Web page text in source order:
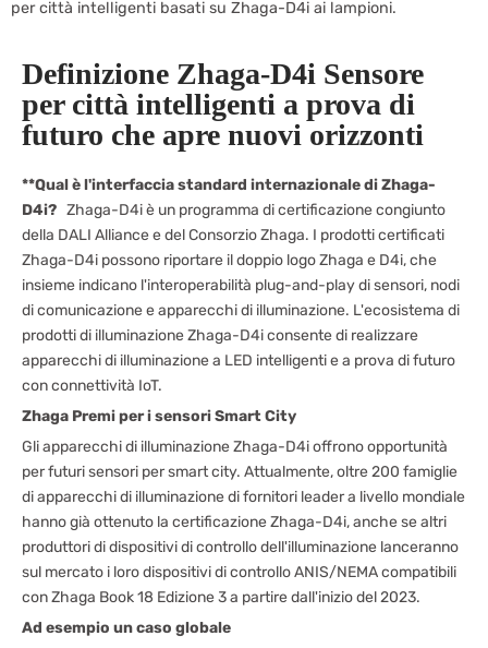
per città intelligenti basati su Zhaga-D4i ai lampioni.
Definizione Zhaga-D4i Sensore
per città intelligenti a prova di
futuro che apre nuovi orizzonti
**Qual è l'interfaccia standard internazionale di Zhaga-
D4i? Zhaga-D4i è un programma di certificazione congiunto
della DALI Alliance e del Consorzio Zhaga. I prodotti certificati
Zhaga-D4i possono riportare il doppio logo Zhaga e D4i, che
insieme indicano l'interoperabilità plug-and-play di sensori, nodi
di comunicazione e apparecchi di illuminazione. L'ecosistema di
prodotti di illuminazione Zhaga-D4i consente di realizzare
apparecchi di illuminazione a LED intelligenti e a prova di futuro
con connettività IoT.
Zhaga Premi per i sensori Smart City
Gli apparecchi di illuminazione Zhaga-D4i offrono opportunità
per futuri sensori per smart city. Attualmente, oltre 200 famiglie
di apparecchi di illuminazione di fornitori leader a livello mondiale
hanno già ottenuto la certificazione Zhaga-D4i, anche se altri
produttori di dispositivi di controllo dell'illuminazione lanceranno
sul mercato i loro dispositivi di controllo ANIS/NEMA compatibili
con Zhaga Book 18 Edizione 3 a partire dall'inizio del 2023.
Ad esempio un caso globale